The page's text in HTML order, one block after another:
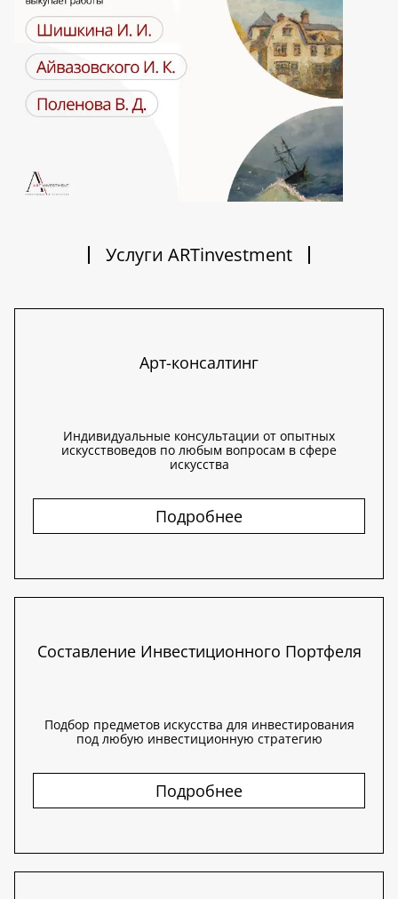
Услуги ARTinvestment
Арт-консалтинг
Индивидуальные консультации от опытных
искусствоведов по любым вопросам в сфере
искусства
Подробнее
Составление Инвестиционного Портфеля
Подбор предметов искусства для инвестирования
под любую инвестиционную стратегию
Подробнее